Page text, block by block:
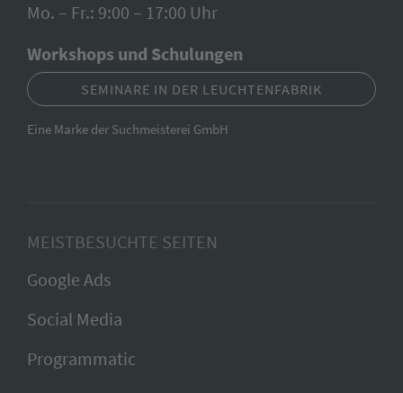
Mo. – Fr.: 9:00 – 17:00 Uhr
Workshops und Schulungen
SEMINARE IN DER LEUCHTENFABRIK
Eine Marke der Suchmeisterei GmbH
MEISTBESUCHTE SEITEN
Google Ads
Social Media
Programmatic